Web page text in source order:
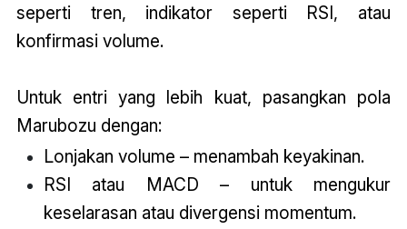
seperti tren, indikator seperti RSI, atau
konfirmasi volume.
Untuk entri yang lebih kuat, pasangkan pola
Marubozu dengan:
Lonjakan volume – menambah keyakinan.
RSI atau MACD – untuk mengukur
keselarasan atau divergensi momentum.